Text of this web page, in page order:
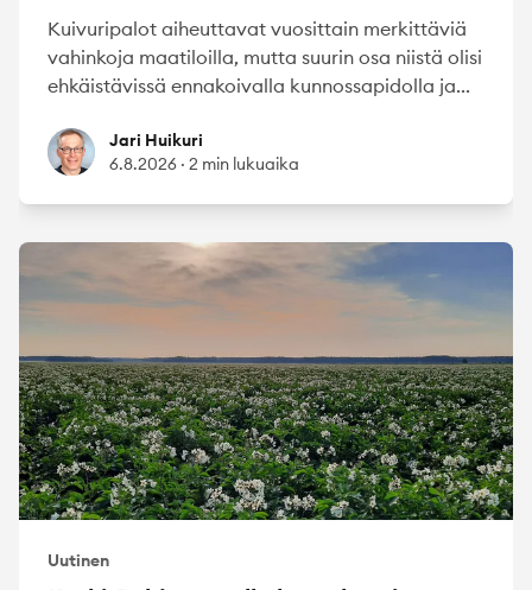
Kuivuripalot aiheuttavat vuosittain merkittäviä
vahinkoja maatiloilla, mutta suurin osa niistä olisi
ehkäistävissä ennakoivalla kunnossapidolla ja...
Jari HuikuriJari Huikuri
6.8.2026 · 2 min lukuaika
Uutinen